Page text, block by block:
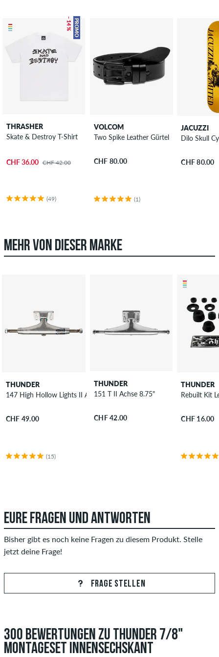
PROMO
– 14 %
THRASHER
Skate & Destroy T-Shirt
CHF 36.00 CHF 42.00
(49)
VOLCOM
Two Spike Leather Gürtel
CHF 80.00
(1)
JACUZZI
Dilo Skull
CHF 80.00
MEHR VON DIESER MARKE
THUNDER
147 High Hollow Lights II Achse 8"
CHF 49.00
(15)
THUNDER
151 T II Achse 8.75"
CHF 42.00
THUNDER
Rebuilt Kit
CHF 16.00
EURE FRAGEN UND ANTWORTEN
Bisher gibt es noch keine Fragen zu diesem Produkt. Stelle
jetzt deine Frage!
FRAGE STELLEN
300 BEWERTUNGEN ZU THUNDER 7/8"
MONTAGESET INNENSECHSKANT